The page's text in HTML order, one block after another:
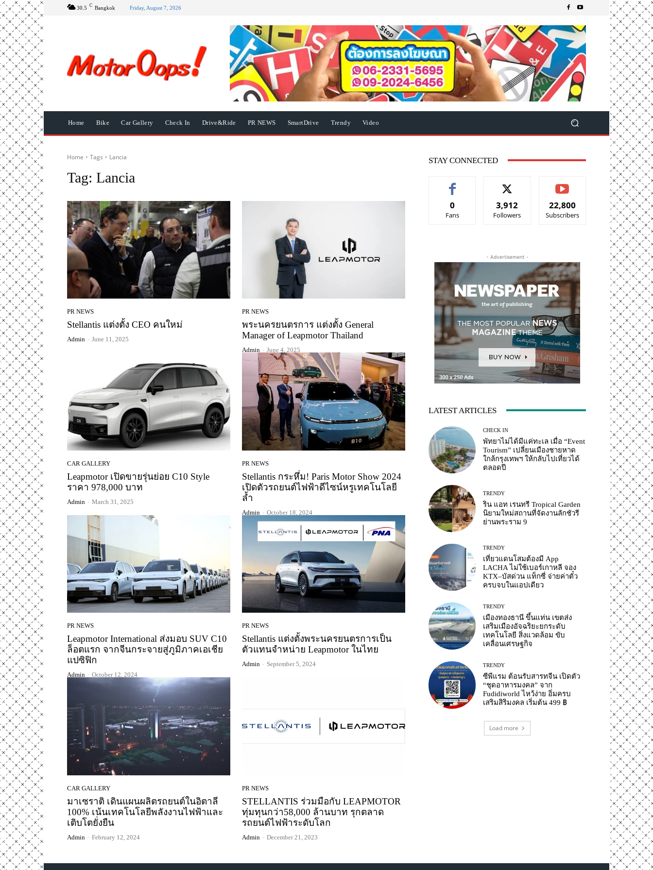
30.5 C Bangkok Friday, August 7, 2026
Home Bike Car Gallery Check In Drive&Ride PR NEWS SmartDrive Trendy Video
Home Tags Lancia
Tag: Lancia
PR NEWS
Stellantis แต่งตั้ง CEO คนใหม่
Admin - June 11, 2025
PR NEWS
พระนครยนตรการ แต่งตั้ง General
Manager of Leapmotor Thailand
Admin - June 4, 2025
CAR GALLERY
Leapmotor เปิดขายรุ่นย่อย C10 Style
ราคา 978,000 บาท
Admin - March 31, 2025
PR NEWS
Stellantis กระหึ่ม! Paris Motor Show 2024
เปิดตัวรถยนต์ไฟฟ้าดีไซน์หรูเทคโนโลยี
ล้ำ
Admin - October 18, 2024
PR NEWS
Leapmotor International ส่งมอบ SUV C10
ล็อตแรก จากจีนกระจายสู่ภูมิภาคเอเชีย
แปซิฟิก
Admin - October 12, 2024
PR NEWS
Stellantis แต่งตั้งพระนครยนตรการเป็น
ตัวแทนจำหน่าย Leapmotor ในไทย
Admin - September 5, 2024
CAR GALLERY
มาเซราติ เดินแผนผลิตรถยนต์ในอิตาลี
100% เน้นเทคโนโลยีพลังงานไฟฟ้าและ
เติบโตยั่งยืน
Admin - February 12, 2024
PR NEWS
STELLANTIS ร่วมมือกับ LEAPMOTOR
ทุ่มทุนกว่า58,000 ล้านบาท รุกตลาด
รถยนต์ไฟฟ้าระดับโลก
Admin - December 21, 2023
STAY CONNECTED
0
Fans
3,912
Followers
22,800
Subscribers
- Advertisement -
LATEST ARTICLES
CHECK IN
พัทยาไม่ได้มีแค่ทะเล เมื่อ “Event
Tourism” เปลี่ยนเมืองชายหาด
ใกล้กรุงเทพฯ ให้กลับไปเที่ยวได้
ตลอดปี
TRENDY
ริน แอท เรนทรี Tropical Garden
นิยามใหม่สถานที่จัดงานลักชัวรี
ย่านพระราม 9
TRENDY
เที่ยวแดนโสมต้องมี App
LACHA ไม่ใช้เบอร์เกาหลี จอง
KTX–บัสด่วน แท็กซี่ จ่ายค่าตั๋ว
ครบจบในแอปเดียว
TRENDY
เมืองทองธานี ขึ้นแท่น เขตส่ง
เสริมเมืองอัจฉริยะยกระดับ
เทคโนโลยี สิ่งแวดล้อม ขับ
เคลื่อนเศรษฐกิจ
TRENDY
ซีพีแรม ต้อนรับสารทจีน เปิดตัว
“ชุดอาหารมงคล” จาก
Fudidiworld ไหว้ง่าย อิ่มครบ
เสริมสิริมงคล เริ่มต้น 499 ฿
Load more